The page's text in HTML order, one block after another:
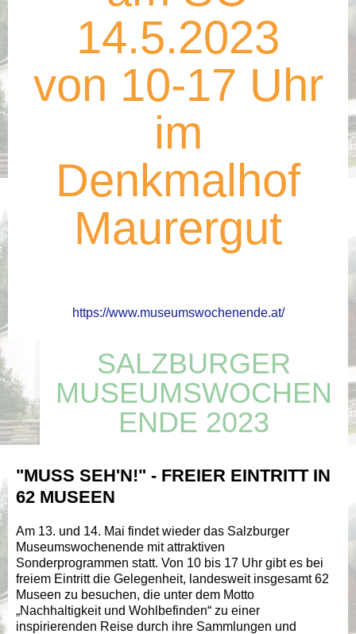
14.5.2023
von 10-17 Uhr
im
Denkmalhof
Maurergut
https://www.museumswochenende.at/
SALZBURGER
MUSEUMSWOCHEN
ENDE 2023
"MUSS SEH'N!" - FREIER EINTRITT IN
62 MUSEEN
Am 13. und 14. Mai findet wieder das Salzburger
Museumswochenende mit attraktiven
Sonderprogrammen statt. Von 10 bis 17 Uhr gibt es bei
freiem Eintritt die Gelegenheit, landesweit insgesamt 62
Museen zu besuchen, die unter dem Motto
„Nachhaltigkeit und Wohlbefinden“ zu einer
inspirierenden Reise durch ihre Sammlungen und